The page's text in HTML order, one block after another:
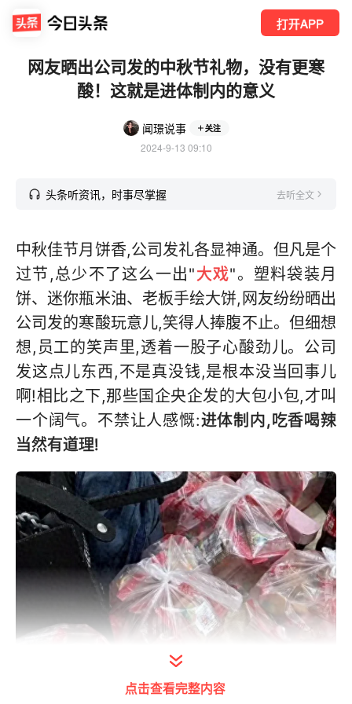
打开APP
网友晒出公司发的中秋节礼物，没有更寒
酸！这就是进体制内的意义
闻璟说事 关注
2024-9-13 09:10
头条听资讯，时事尽掌握 去听全文
中秋佳节月饼香,公司发礼各显神通。但凡是个
过节,总少不了这么一出"大戏"。塑料袋装月
饼、迷你瓶米油、老板手绘大饼,网友纷纷晒出
公司发的寒酸玩意儿,笑得人捧腹不止。但细想
想,员工的笑声里,透着一股子心酸劲儿。公司
发这点儿东西,不是真没钱,是根本没当回事儿
啊!相比之下,那些国企央企发的大包小包,才叫
一个阔气。不禁让人感慨:进体制内,吃香喝辣
当然有道理!
点击查看完整内容